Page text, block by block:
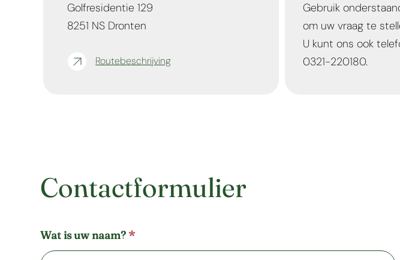
Golfresidentie 129
8251 NS Dronten
Routebeschrijving
Gebruik
om uw vraag te
U kunt ons ook
0321-220180.
Contactformulier
Contactformulier
Wat is uw naam? *